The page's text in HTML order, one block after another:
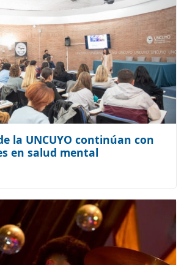
la UNCUYO continúan con
en salud mental